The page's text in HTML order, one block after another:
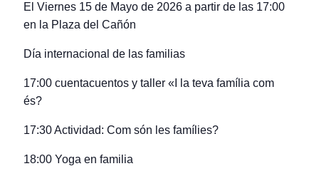
El Viernes 15 de Mayo de 2026 a partir de las 17:00
en la Plaza del Cañón
Día internacional de las familias
17:00 cuentacuentos y taller «I la teva família com
és?
17:30 Actividad: Com són les famílies?
18:00 Yoga en familia